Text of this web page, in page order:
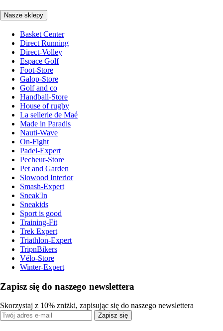
Nasze sklepy
Basket Center
Direct Running
Direct-Volley
Espace Golf
Foot-Store
Galop-Store
Golf and co
Handball-Store
House of rugby
La sellerie de Maé
Made in Paradis
Nauti-Wave
On-Fight
Padel-Expert
Pecheur-Store
Pet and Garden
Slowood Interior
Smash-Expert
Sneak'In
Sneakids
Sport is good
Training-Fit
Trek Expert
Triathlon-Expert
TripnBikers
Vélo-Store
Winter-Expert
Zapisz się do naszego newslettera
Skorzystaj z 10% zniżki, zapisując się do naszego newslettera
Zapisz się